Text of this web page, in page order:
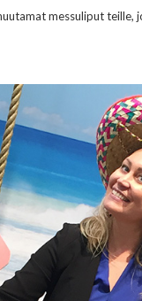
messuliput teille,